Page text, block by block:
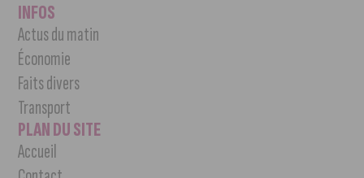
INFOS
Actus du matin
Économie
Faits divers
Transport
PLAN DU SITE
Accueil